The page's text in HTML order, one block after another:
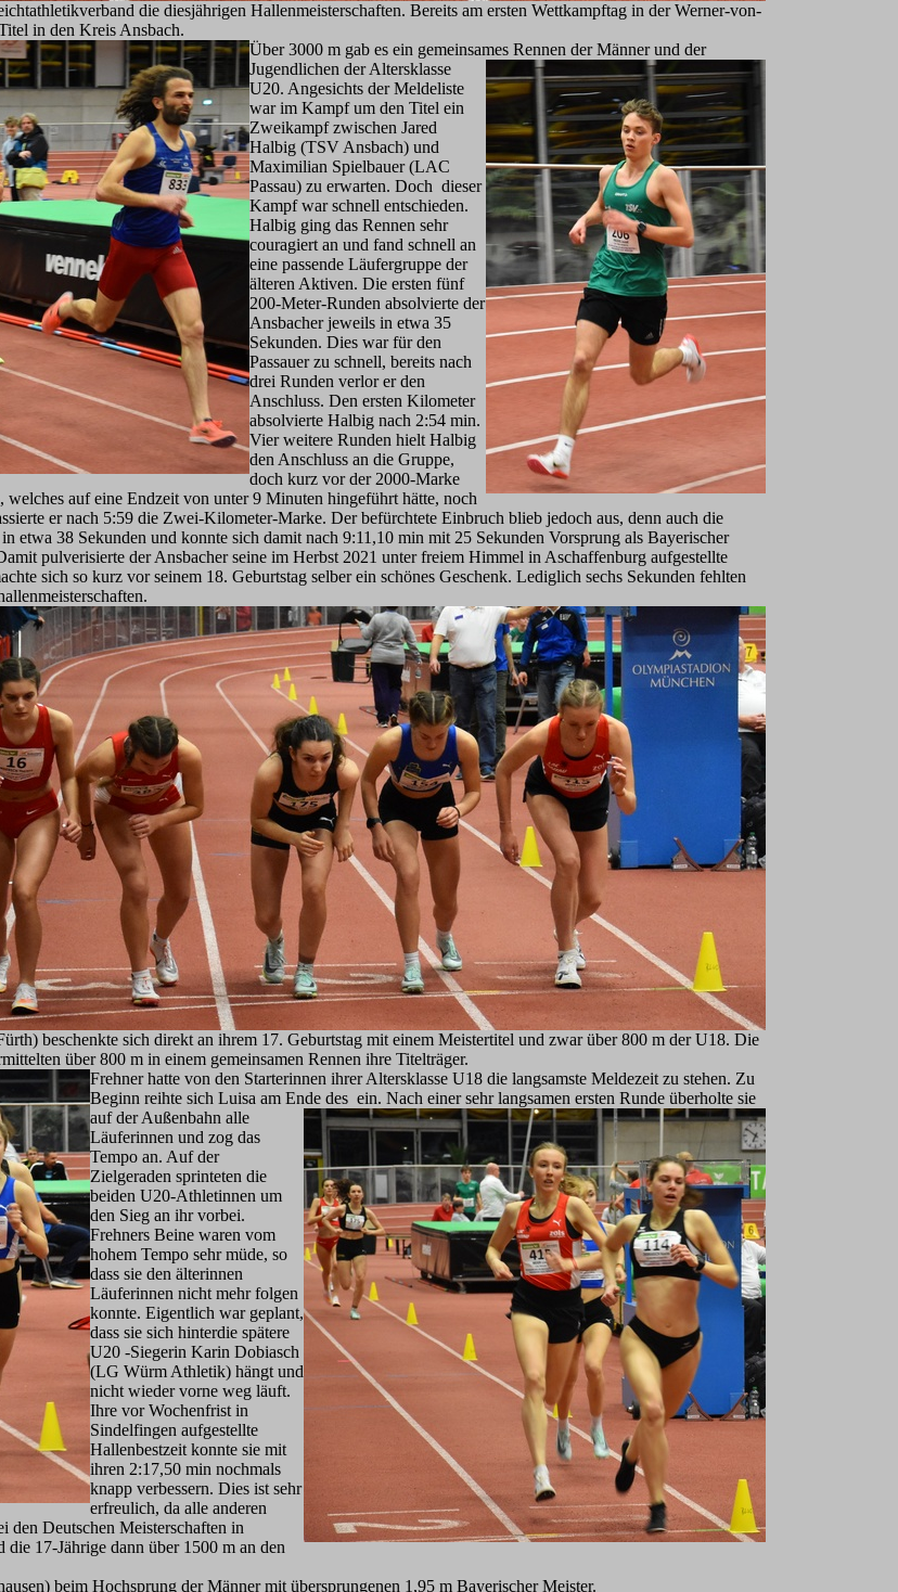
die diesjährigen Hallenmeisterschaften. Bereits am ersten Wettkampftag in der Werner-von-
in den Kreis Ansbach.
Über 3000 m gab es ein gemeinsames Rennen der Männer und der
Jugendlichen der Altersklasse
U20. Angesichts der Meldeliste
war im Kampf um den Titel ein
Zweikampf zwischen Jared
Halbig (TSV Ansbach) und
Maximilian Spielbauer (LAC
Passau) zu erwarten. Doch dieser
Kampf war schnell entschieden.
Halbig ging das Rennen sehr
couragiert an und fand schnell an
eine passende Läufergruppe der
älteren Aktiven. Die ersten fünf
200-Meter-Runden absolvierte der
Ansbacher jeweils in etwa 35
Sekunden. Dies war für den
Passauer zu schnell, bereits nach
drei Runden verlor er den
Anschluss. Den ersten Kilometer
absolvierte Halbig nach 2:54 min.
Vier weitere Runden hielt Halbig
den Anschluss an die Gruppe,
doch kurz vor der 2000-Marke
welches auf eine Endzeit von unter 9 Minuten hingeführt hätte, noch
er nach 5:59 die Zwei-Kilometer-Marke. Der befürchtete Einbruch blieb jedoch aus, denn auch die
etwa 38 Sekunden und konnte sich damit nach 9:11,10 min mit 25 Sekunden Vorsprung als Bayerischer
pulverisierte der Ansbacher seine im Herbst 2021 unter freiem Himmel in Aschaffenburg aufgestellte
sich so kurz vor seinem 18. Geburtstag selber ein schönes Geschenk. Lediglich sechs Sekunden fehlten
beschenkte sich direkt an ihrem 17. Geburtstag mit einem Meistertitel und zwar über 800 m der U18. Die
über 800 m in einem gemeinsamen Rennen ihre Titelträger.
Frehner hatte von den Starterinnen ihrer Altersklasse U18 die langsamste Meldezeit zu stehen. Zu
Beginn reihte sich Luisa am Ende des ein. Nach einer sehr langsamen ersten Runde überholte sie
auf der Außenbahn alle
Läuferinnen und zog das
Tempo an. Auf der
Zielgeraden sprinteten die
beiden U20-Athletinnen um
den Sieg an ihr vorbei.
Frehners Beine waren vom
hohem Tempo sehr müde, so
dass sie den älterinnen
Läuferinnen nicht mehr folgen
konnte. Eigentlich war geplant,
dass sie sich hinterdie spätere
U20 -Siegerin Karin Dobiasch
(LG Würm Athletik) hängt und
nicht wieder vorne weg läuft.
Ihre vor Wochenfrist in
Sindelfingen aufgestellte
Hallenbestzeit konnte sie mit
ihren 2:17,50 min nochmals
knapp verbessern. Dies ist sehr
erfreulich, da alle anderen
den Deutschen Meisterschaften in
17-Jährige dann über 1500 m an den
beim Hochsprung der Männer mit übersprungenen 1,95 m Bayerischer Meister.